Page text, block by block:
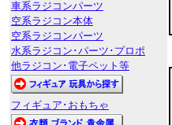
車系ラジコンパーツ
空系ラジコン本体
空系ラジコンパーツ
水系ラジコン･パーツ･プロポ
他ラジコン･電子ペット等
フィギュア･おもちゃ